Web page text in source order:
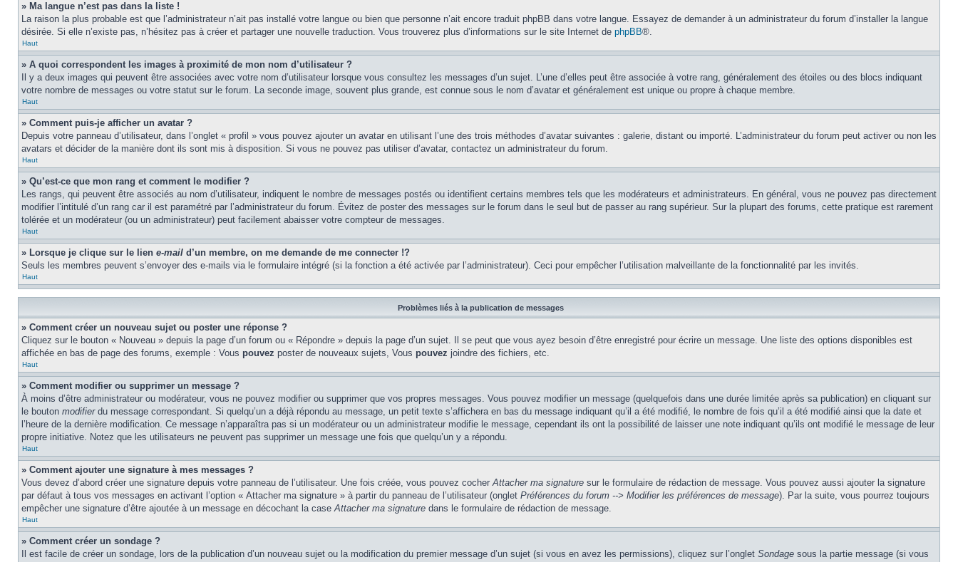
» Ma langue n’est pas dans la liste !
La raison la plus probable est que l’administrateur n’ait pas installé votre langue ou bien que personne n’ait encore traduit phpBB dans votre langue. Essayez de demander à un administrateur du forum d’installer la langue
désirée. Si elle n’existe pas, n’hésitez pas à créer et partager une nouvelle traduction. Vous trouverez plus d’informations sur le site Internet de phpBB®.
Haut
» A quoi correspondent les images à proximité de mon nom d’utilisateur ?
Il y a deux images qui peuvent être associées avec votre nom d’utilisateur lorsque vous consultez les messages d’un sujet. L’une d’elles peut être associée à votre rang, généralement des étoiles ou des blocs indiquant
votre nombre de messages ou votre statut sur le forum. La seconde image, souvent plus grande, est connue sous le nom d’avatar et généralement est unique ou propre à chaque membre.
Haut
» Comment puis-je afficher un avatar ?
Depuis votre panneau d’utilisateur, dans l’onglet « profil » vous pouvez ajouter un avatar en utilisant l’une des trois méthodes d’avatar suivantes : galerie, distant ou importé. L’administrateur du forum peut activer ou non les
avatars et décider de la manière dont ils sont mis à disposition. Si vous ne pouvez pas utiliser d’avatar, contactez un administrateur du forum.
Haut
» Qu’est-ce que mon rang et comment le modifier ?
Les rangs, qui peuvent être associés au nom d’utilisateur, indiquent le nombre de messages postés ou identifient certains membres tels que les modérateurs et administrateurs. En général, vous ne pouvez pas directement
modifier l’intitulé d’un rang car il est paramétré par l’administrateur du forum. Évitez de poster des messages sur le forum dans le seul but de passer au rang supérieur. Sur la plupart des forums, cette pratique est rarement
tolérée et un modérateur (ou un administrateur) peut facilement abaisser votre compteur de messages.
Haut
» Lorsque je clique sur le lien e-mail d’un membre, on me demande de me connecter !?
Seuls les membres peuvent s’envoyer des e-mails via le formulaire intégré (si la fonction a été activée par l’administrateur). Ceci pour empêcher l’utilisation malveillante de la fonctionnalité par les invités.
Haut
Problèmes liés à la publication de messages
» Comment créer un nouveau sujet ou poster une réponse ?
Cliquez sur le bouton « Nouveau » depuis la page d’un forum ou « Répondre » depuis la page d’un sujet. Il se peut que vous ayez besoin d’être enregistré pour écrire un message. Une liste des options disponibles est
affichée en bas de page des forums, exemple : Vous pouvez poster de nouveaux sujets, Vous pouvez joindre des fichiers, etc.
Haut
» Comment modifier ou supprimer un message ?
À moins d’être administrateur ou modérateur, vous ne pouvez modifier ou supprimer que vos propres messages. Vous pouvez modifier un message (quelquefois dans une durée limitée après sa publication) en cliquant sur
le bouton modifierdu message correspondant. Si quelqu’un a déjà répondu au message, un petit texte s’affichera en bas du message indiquant qu’il a été modifié, le nombre de fois qu’il a été modifié ainsi que la date et
l’heure de la dernière modification. Ce message n’apparaîtra pas si un modérateur ou un administrateur modifie le message, cependant ils ont la possibilité de laisser une note indiquant qu’ils ont modifié le message de leur
propre initiative. Notez que les utilisateurs ne peuvent pas supprimer un message une fois que quelqu’un y a répondu.
Haut
» Comment ajouter une signature à mes messages ?
Vous devez d’abord créer une signature depuis votre panneau de l’utilisateur. Une fois créée, vous pouvez cocherAttacher ma signature sur le formulaire de rédaction de message. Vous pouvez aussi ajouter la signature
par défaut à tous vos messages en activant l’option « Attacher ma signature » à partir du panneau de l’utilisateur (onglet Préférences du forum --> Modifier les préférences de message). Par la suite, vous pourrez toujours
empêcher une signature d’être ajoutée à un message en décochant la caseAttacher ma signature dans le formulaire de rédaction de message.
Haut
» Comment créer un sondage ?
Il est facile de créer un sondage, lors de la publication d’un nouveau sujet ou la modification du premier message d’un sujet (si vous en avez les permissions), cliquez sur l’onglet Sondage sous la partie message (si vous